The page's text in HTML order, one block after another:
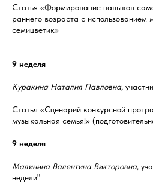
Статья «Формирование навыков
раннего возраста с использованием
семицветик»
9 неделя
Куракина Наталия Павловна,
Статья «Сценарий конкурсной
музыкальная семья!»
9 неделя
Малинина Валентина Викторовна,
недели"